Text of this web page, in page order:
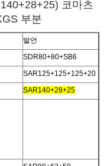
코마츠
부분
발언
SDR80+80+SB6
SAR125+125+125+20
SAR140+28+25